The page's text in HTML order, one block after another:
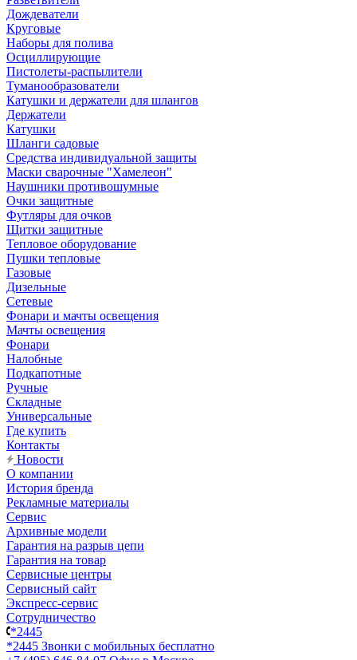
Дождеватели
Круговые
Наборы для полива
Осциллирующие
Пистолеты-распылители
Туманообразователи
Катушки и держатели для шлангов
Держатели
Катушки
Шланги садовые
Средства индивидуальной защиты
Маски сварочные "Хамелеон"
Наушники противошумные
Очки защитные
Футляры для очков
Щитки защитные
Тепловое оборудование
Пушки тепловые
Газовые
Дизельные
Сетевые
Фонари и мачты освещения
Мачты освещения
Фонари
Налобные
Подкапотные
Ручные
Складные
Универсальные
Где купить
Контакты
Новости
О компании
История бренда
Рекламные материалы
Сервис
Архивные модели
Гарантия на разрыв цепи
Гарантия на товар
Сервисные центры
Сервисный сайт
Экспресс-сервис
Сотрудничество
*2445
*2445 Звонки с мобильных бесплатно